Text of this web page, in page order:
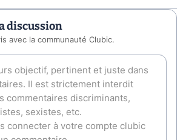
discussion
avec la communauté Clubic.